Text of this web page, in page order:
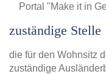
Portal "Make it in
zuständige Stelle
die für den Wohnsitz
zuständige